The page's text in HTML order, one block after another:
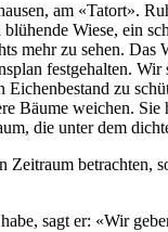
am «Tatort».
Wiese, ein
mehr zu sehen. Das
festgehalten. Wir
zu
Bäume weichen.
die unter dem
betrachten,
sagt er: «Wir